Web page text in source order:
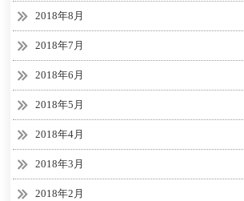
2018年8月
2018年7月
2018年6月
2018年5月
2018年4月
2018年3月
2018年2月